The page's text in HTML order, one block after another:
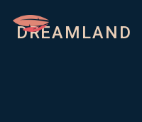
DREAMLAND